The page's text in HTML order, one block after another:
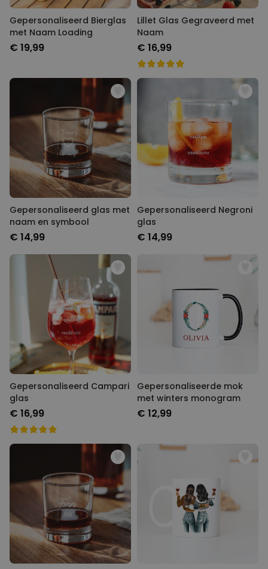
Gepersonaliseerd Bierglas
met Naam Loading
€ 19,99
Lillet Glas Gegraveerd met
Naam
€ 16,99
Gepersonaliseerd glas met
naam en symbool
€ 14,99
Gepersonaliseerd Negroni
glas
€ 14,99
Gepersonaliseerd Campari
glas
€ 16,99
Gepersonaliseerde mok
met winters monogram
€ 12,99